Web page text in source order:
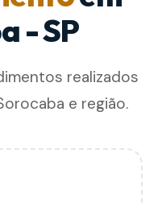
- SP
realizados
e região.